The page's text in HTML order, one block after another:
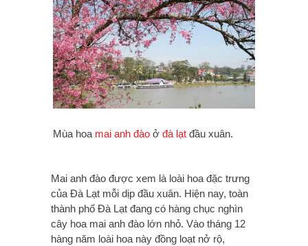
Mùa hoa mai anh đào ở đà lạt đầu xuân.
Mai anh đào được xem là loài hoa đặc trưng
của Đà Lạt mỗi dịp đầu xuân. Hiện nay, toàn
thành phố Đà Lạt đang có hàng chục nghìn
cây hoa mai anh đào lớn nhỏ. Vào tháng 12
hàng năm loài hoa này đồng loạt nở rộ,